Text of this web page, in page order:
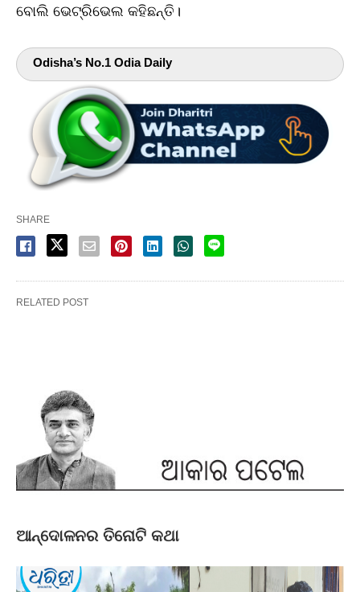
ବୋଲି ଭେଟ୍ରିଭେଲ କହିଛନ୍ତି।
Odisha’s No.1 Odia Daily
SHARE
RELATED POST
ଆନ୍ଦୋଳନର ତିନୋଟି କଥା